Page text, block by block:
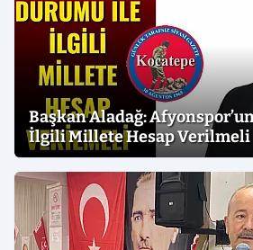
Başkan Aladağ:
İlgili Millete Hesap Verilmeli